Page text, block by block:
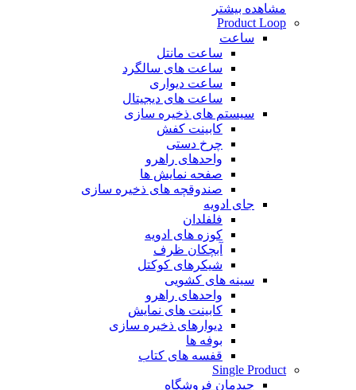
مشاهده بیشتر
Product Loop
ساعت
ساعت مانتل
ساعت های سالگرد
ساعت دیواری
ساعت های دیجیتال
سیستم های ذخیره سازی
کابینت کفش
چرخ دستی
واحدهای راهرو
صفحه نمایش ها
صندوقچه های ذخیره سازی
جای ادویه
فلفلدان
کوزه های ادویه
آبچکان ظرف
شیکرهای کوکتل
سینه های کشویی
واحدهای راهرو
کابینت های نمایش
دیوارهای ذخیره سازی
بوفه ها
قفسه های کتاب
Single Product
چیدمان فروشگاه